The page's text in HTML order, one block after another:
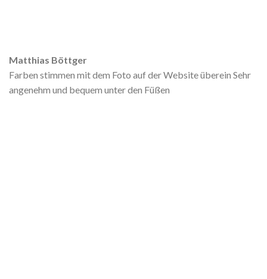
Matthias Böttger
Farben stimmen mit dem Foto auf der Website überein Sehr
angenehm und bequem unter den Füßen